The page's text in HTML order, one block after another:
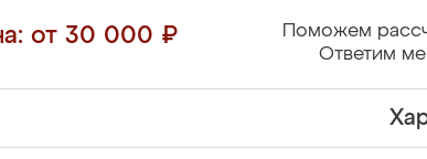
от 30 000 ₽
Поможем
Ответим